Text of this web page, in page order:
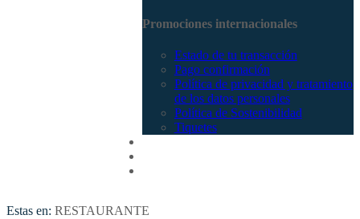
Promociones internacionales
Estado de tu transacción
Pago confirmación
Política de privacidad y tratamiento
de los datos personales
Política de Sostenibilidad
Tiquetes
Estas en: RESTAURANTE